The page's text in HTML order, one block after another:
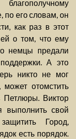
по его словам, он
как раз в этот
о том, что ему
немцы предали
А это
никто не мог
может отомстить
Петлюры. Виктор
выполнить свой
Город,
есть порядок.